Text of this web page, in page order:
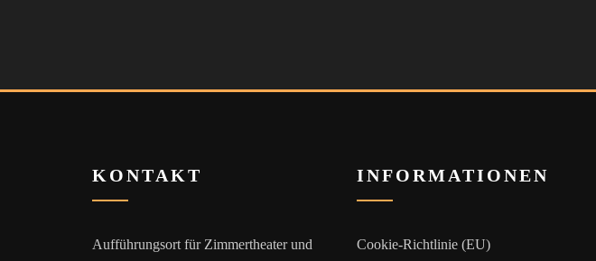
KONTAKT
Aufführungsort für Zimmertheater und
INFORMATIONEN
Cookie-Richtlinie (EU)